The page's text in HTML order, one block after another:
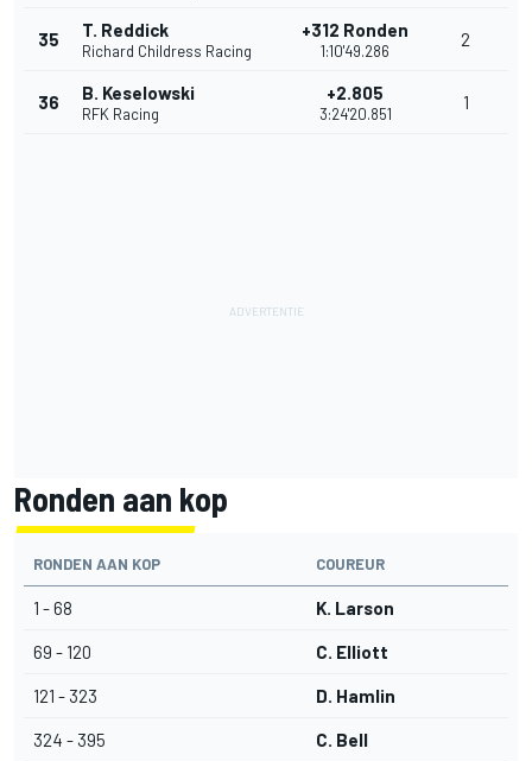
35 T. Reddick
Richard Childress Racing
+312 Ronden
1:10'49.286
2
36 B. Keselowski
RFK Racing
+2.805
3:24'20.851
1
Ronden aan kop
RONDEN AAN KOP COUREUR
1 - 68 K. Larson
69 - 120 C. Elliott
121 - 323 D. Hamlin
324 - 395 C. Bell